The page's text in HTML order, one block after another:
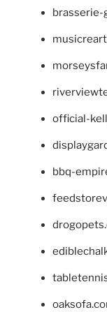
brasserie-
official-
bbq-